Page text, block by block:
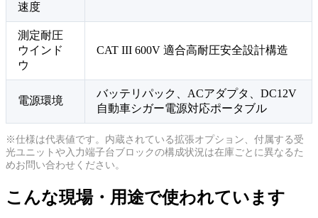
速度
測定耐圧
ウインド
ウ
CAT III 600V 適合高耐圧安全設計構造
電源環境
バッテリパック、ACアダプタ、DC12V
自動車シガー電源対応ポータブル
※仕様は代表値です。内蔵されている拡張オプション、付属する受
光ユニットや入力端子台ブロックの構成状況は在庫ごとに異なるた
めお問い合わせください。
こんな現場・用途で使われています